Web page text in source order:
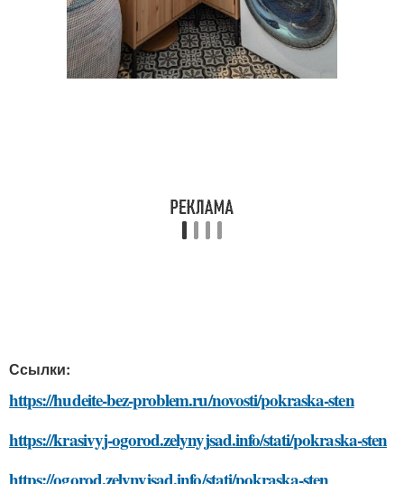
Ссылки:
https://hudeite-bez-problem.ru/novosti/pokraska-sten
https://krasivyj-ogorod.zelynyjsad.info/stati/pokraska-sten
https://ogorod.zelynyjsad.info/stati/pokraska-sten